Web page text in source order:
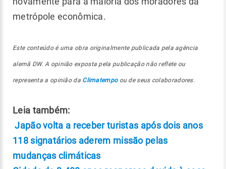
metrópole econômica.
Este conteúdo é uma obra originalmente publicada pela agência
alemã DW. A opinião exposta pela publicação não reflete ou
representa a opinião da Climatempoou de seus colaboradores.
Leia também:
Japão volta a receber turistas após dois anos
118 signatários aderem missão pelas
mudanças climáticas